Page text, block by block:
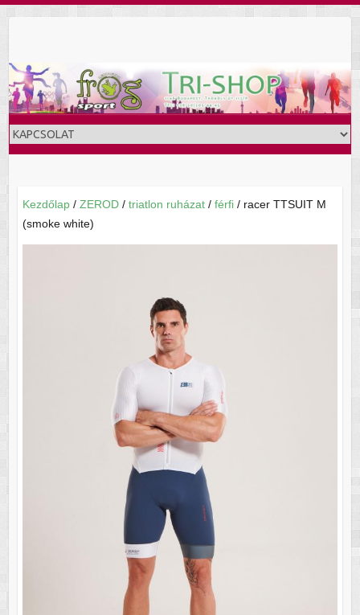
Kezdőlap/ ZEROD/ triatlon ruházat/ férfi/ racer TTSUIT M
(smoke white)